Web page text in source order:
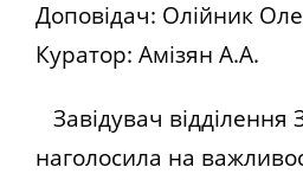
Доповідач: Олійник
Куратор: Амізян А.А.
Завідувач
наголосила на